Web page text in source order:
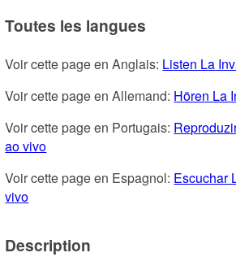
Toutes les langues
Voir cette page en Anglais: Listen La
Voir cette page en Allemand: Hören La
Voir cette page en Portugais:
ao vivo
Voir cette page en Espagnol: Escuchar
vivo
Description